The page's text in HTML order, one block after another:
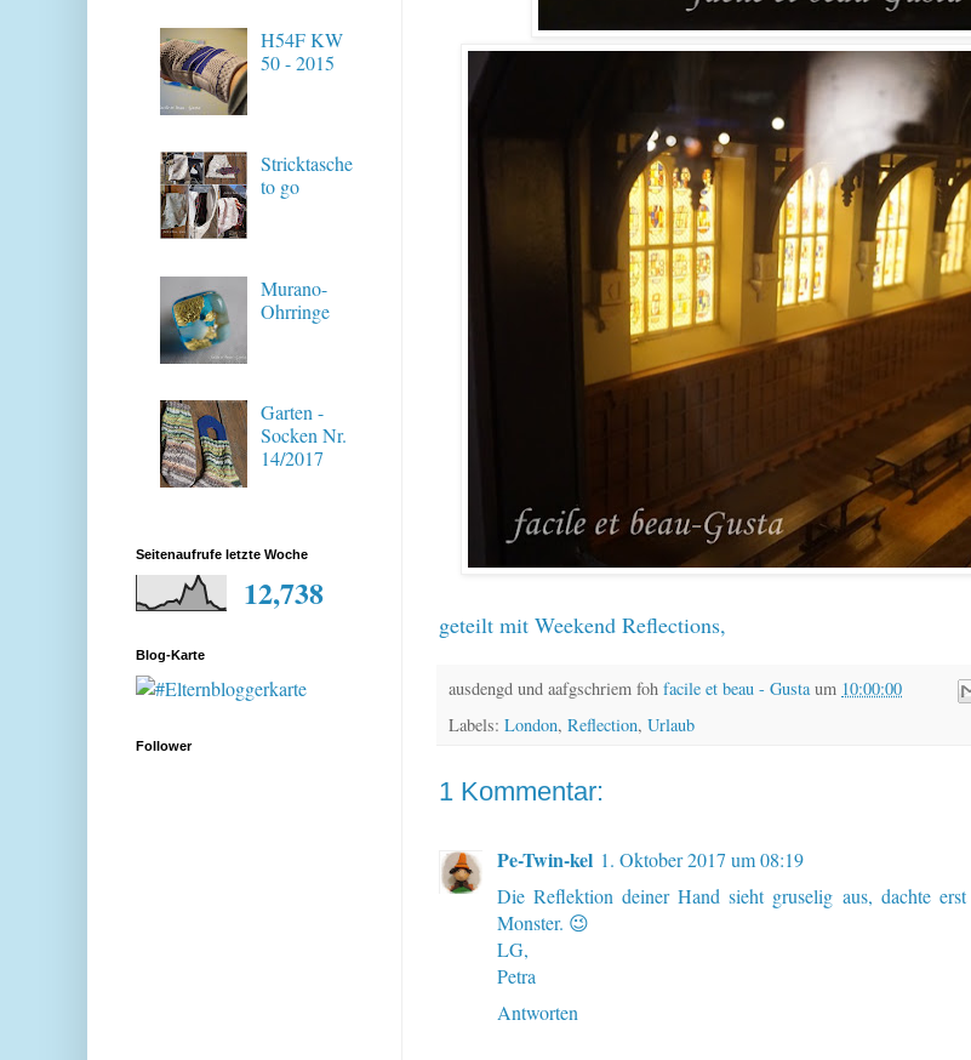
geteilt mit Weekend Reflections,
ausdengd und aafgschriem foh facile et beau - Gusta um 10:00:00
Labels: London, Reflection, Urlaub
1 Kommentar:
Pe-Twin-kel 1. Oktober 2017 um 08:19
Die Reflektion deiner Hand sieht gruselig aus, dachte
Monster. 😉
LG,
Petra
Antworten
H54F KW
50 - 2015
Stricktasche
to go
Murano-
Ohrringe
Garten -
Socken Nr.
14/2017
Seitenaufrufe letzte Woche
12,738
Blog-Karte
Follower